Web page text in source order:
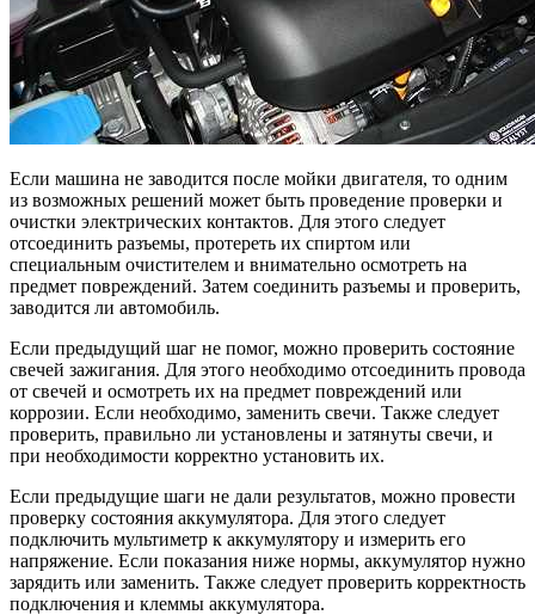
Если машина не заводится после мойки двигателя, то одним
из возможных решений может быть проведение проверки и
очистки электрических контактов. Для этого следует
отсоединить разъемы, протереть их спиртом или
специальным очистителем и внимательно осмотреть на
предмет повреждений. Затем соединить разъемы и проверить,
заводится ли автомобиль.
Если предыдущий шаг не помог, можно проверить состояние
свечей зажигания. Для этого необходимо отсоединить провода
от свечей и осмотреть их на предмет повреждений или
коррозии. Если необходимо, заменить свечи. Также следует
проверить, правильно ли установлены и затянуты свечи, и
при необходимости корректно установить их.
Если предыдущие шаги не дали результатов, можно провести
проверку состояния аккумулятора. Для этого следует
подключить мультиметр к аккумулятору и измерить его
напряжение. Если показания ниже нормы, аккумулятор нужно
зарядить или заменить. Также следует проверить корректность
подключения и клеммы аккумулятора.